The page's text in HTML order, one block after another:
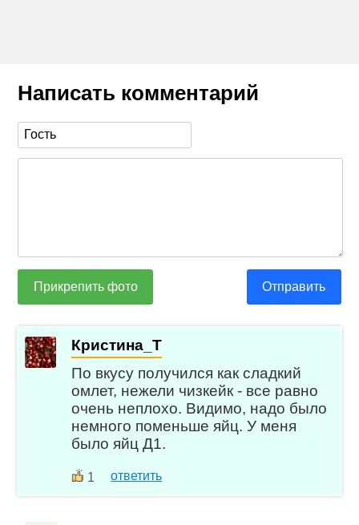
Написать комментарий
Прикрепить фото Отправить
Кристина_Т
По вкусу получился как сладкий
омлет, нежели чизкейк - все равно
очень неплохо. Видимо, надо было
немного поменьше яйц. У меня
было яйц Д1.
1 ответить